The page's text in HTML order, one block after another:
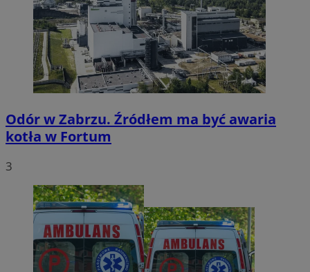
Odór w Zabrzu. Źródłem ma być awaria
kotła w Fortum
3